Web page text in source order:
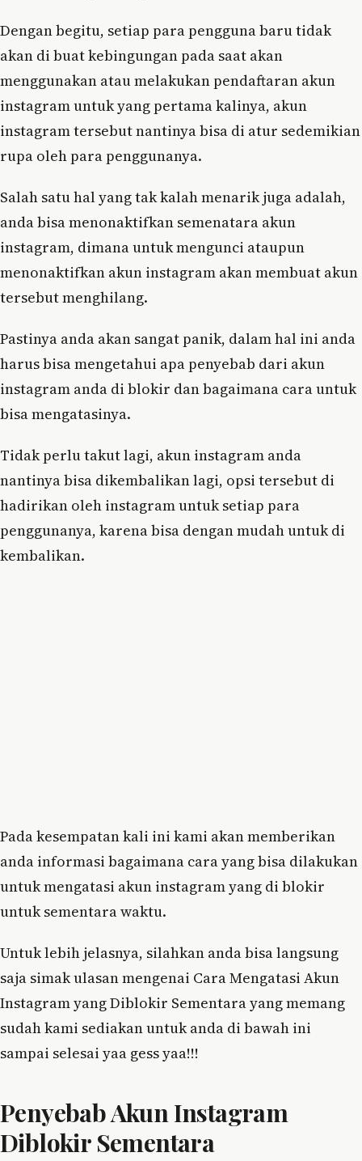
Dengan begitu, setiap para pengguna baru tidak
akan di buat kebingungan pada saat akan
menggunakan atau melakukan pendaftaran akun
instagram untuk yang pertama kalinya, akun
instagram tersebut nantinya bisa di atur sedemikian
rupa oleh para penggunanya.
Salah satu hal yang tak kalah menarik juga adalah,
anda bisa menonaktifkan semenatara akun
instagram, dimana untuk mengunci ataupun
menonaktifkan akun instagram akan membuat akun
tersebut menghilang.
Pastinya anda akan sangat panik, dalam hal ini anda
harus bisa mengetahui apa penyebab dari akun
instagram anda di blokir dan bagaimana cara untuk
bisa mengatasinya.
Tidak perlu takut lagi, akun instagram anda
nantinya bisa dikembalikan lagi, opsi tersebut di
hadirikan oleh instagram untuk setiap para
penggunanya, karena bisa dengan mudah untuk di
kembalikan.
Pada kesempatan kali ini kami akan memberikan
anda informasi bagaimana cara yang bisa dilakukan
untuk mengatasi akun instagram yang di blokir
untuk sementara waktu.
Untuk lebih jelasnya, silahkan anda bisa langsung
saja simak ulasan mengenai Cara Mengatasi Akun
Instagram yang Diblokir Sementara yang memang
sudah kami sediakan untuk anda di bawah ini
sampai selesai yaa gess yaa!!!
Penyebab Akun Instagram
Diblokir Sementara